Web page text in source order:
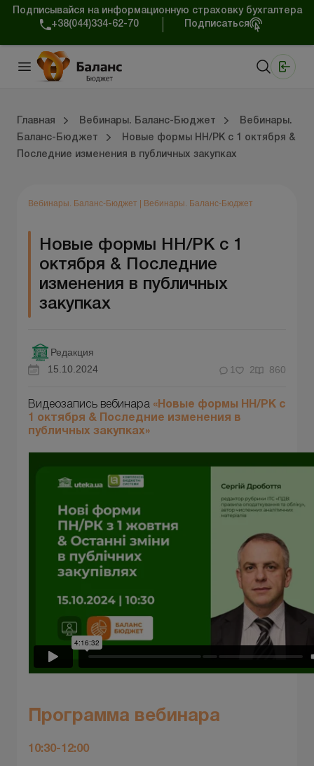
Подписывайся на информационную страховку бухгалтера
+38(044)334-62-70
Подписаться
Главная Вебинары. Баланс-Бюджет
Вебинары.
Баланс-Бюджет
Новые формы НН/РК с 1 октября &
Последние изменения в публичных закупках
Вебинары. Баланс-Бюджет Вебинары. Баланс-Бюджет
Новые формы НН/РК с 1
октября & Последние
изменения в публичных
закупках
Редакция
15.10.2024
1 2 860
Видеозапись вебинара «Новые формы НН/РК с
1 октября & Последние изменения в
публичных закупках»
Программа вебинара
10:30-12:00